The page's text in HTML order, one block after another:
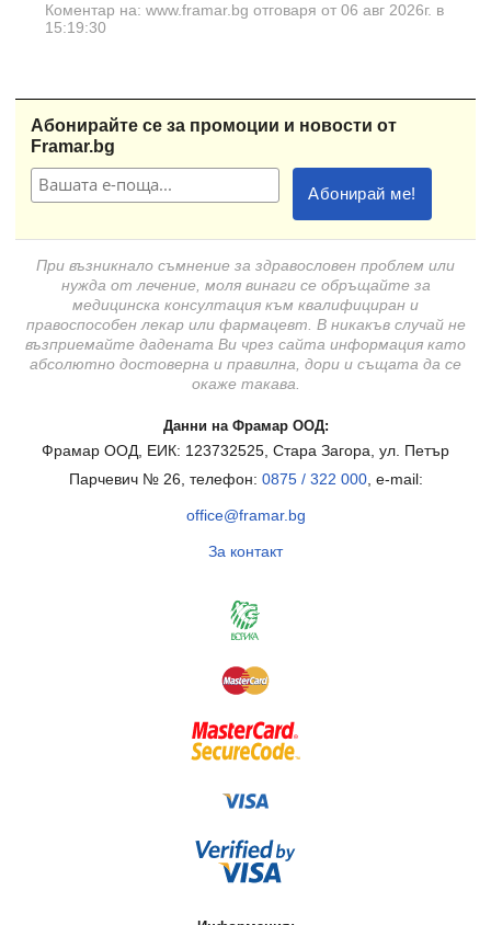
Коментар на: www.framar.bg отговаря от 06 авг 2026г. в
15:19:30
Абонирайте се за промоции и новости от
Framar.bg
При възникнало съмнение за здравословен проблем или
нужда от лечение, моля винаги се обръщайте за
медицинска консултация към квалифициран и
правоспособен лекар или фармацевт. В никакъв случай не
възприемайте дадената Ви чрез сайта информация като
абсолютно достоверна и правилна, дори и същата да се
окаже такава.
Данни на Фрамар ООД:
Фрамар ООД, ЕИК: 123732525, Стара Загора, ул. Петър
Парчевич № 26, телефон: 0875 / 322 000, e-mail:
office@framar.bg
За контакт